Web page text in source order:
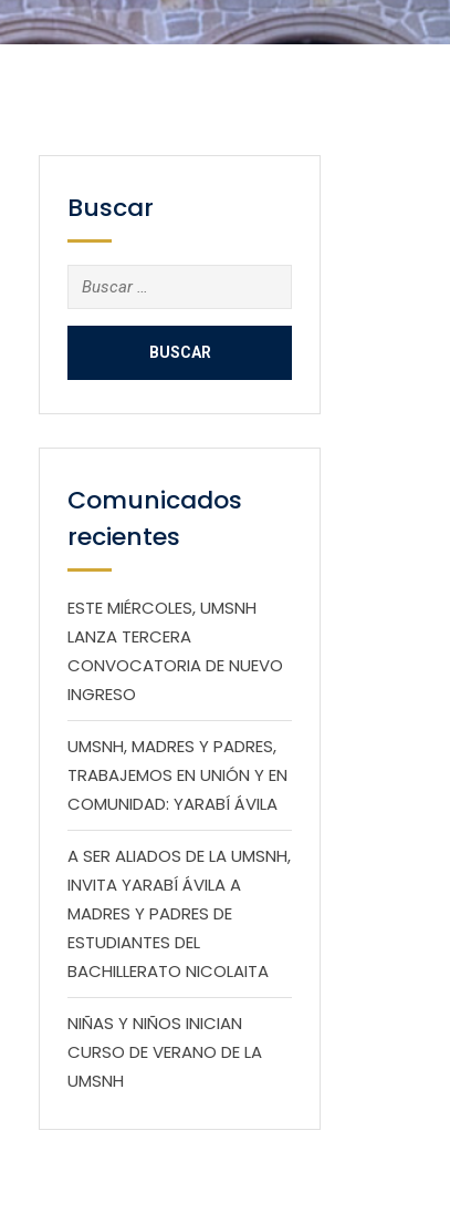
Buscar
Buscar:
Comunicados
recientes
ESTE MIÉRCOLES, UMSNH
LANZA TERCERA
CONVOCATORIA DE NUEVO
INGRESO
UMSNH, MADRES Y PADRES,
TRABAJEMOS EN UNIÓN Y EN
COMUNIDAD: YARABÍ ÁVILA
A SER ALIADOS DE LA UMSNH,
INVITA YARABÍ ÁVILA A
MADRES Y PADRES DE
ESTUDIANTES DEL
BACHILLERATO NICOLAITA
NIÑAS Y NIÑOS INICIAN
CURSO DE VERANO DE LA
UMSNH